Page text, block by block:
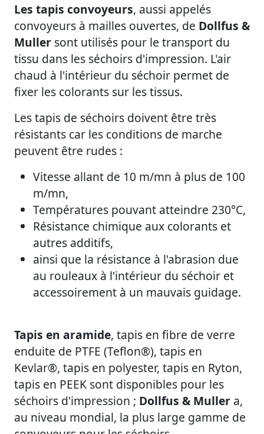
Les tapis convoyeurs, aussi appelés
convoyeurs à mailles ouvertes, de Dollfus &
Muller sont utilisés pour le transport du
tissu dans les séchoirs d'impression. L'air
chaud à l'intérieur du séchoir permet de
fixer les colorants sur les tissus.
Les tapis de séchoirs doivent être très
résistants car les conditions de marche
peuvent être rudes :
Vitesse allant de 10 m/mn à plus de 100
m/mn,
Températures pouvant atteindre 230°C,
Résistance chimique aux colorants et
autres additifs,
ainsi que la résistance à l'abrasion due
au rouleaux à l'intérieur du séchoir et
accessoirement à un mauvais guidage.
Tapis en aramide, tapis en fibre de verre
enduite de PTFE (Teflon®), tapis en
Kevlar®, tapis en polyester, tapis en Ryton,
tapis en PEEK sont disponibles pour les
séchoirs d'impression ; Dollfus & Muller a,
au niveau mondial, la plus large gamme de